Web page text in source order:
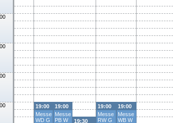
19:00
Messe
WD G
19:00
Messe
PB W
19:00
Messe
RW G
19:00
Messe
WB W
19:30